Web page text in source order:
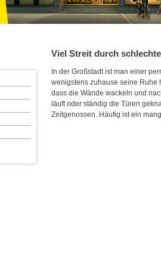
Viel Streit durch
In der Großstadt ist man einer
wenigstens zuhause seine Ruhe
dass die Wände wackeln und
läuft oder ständig die Türen
Zeitgenossen. Häufig ist ein